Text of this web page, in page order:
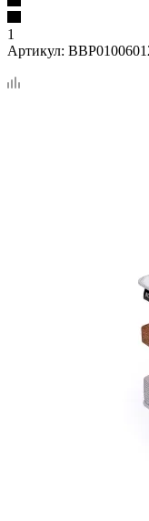
1
Артикул: